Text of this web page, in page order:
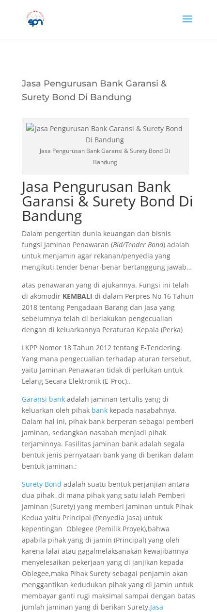
Jasa Pengurusan Bank Garansi &
Surety Bond Di Bandung
Jasa Pengurusan Bank Garansi & Surety Bond Di
Bandung
Jasa Pengurusan Bank
Garansi & Surety Bond Di
Bandung
Dalam pengertian dunia keuangan dan bisnis
fungsi Jaminan Penawaran (Bid/Tender Bond) adalah
untuk menjamin agar rekanan/penyedia yang
mengikuti tender benar-benar bertanggung jawab…
atas penawaran yang di ajukannya. Fungsi ini telah
di akomodir KEMBALI di dalam Perpres No 16 Tahun
2018 tentang Pengadaan Barang dan Jasa yang
sebelumnya telah di berlakukan pengecualian
dengan di keluarkannya Peraturan Kepala (Perka)
LKPP Nomor 18 Tahun 2012 tentang E-Tendering.
Yang mana pengecualian terhadap aturan tersebut,
yaitu Jaminan Penawaran tidak di perlukan untuk
Lelang Secara Elektronik (E-Proc)..
Garansi bankadalah jaminan tertulis yang di
keluarkan oleh pihak bankkepada nasabahnya.
Dalam hal ini, pihak bank berperan sebagai pemberi
jaminan, sedangkan nasabah menjadi pihak
terjaminnya. Fasilitas jaminan bank adalah segala
bentuk jenis pernyataan bank yang di berikan dalam
bentuk jaminan.;
Surety Bond adalah suatu bentuk perjanjian antara
dua pihak,,di mana pihak yang satu ialah Pemberi
Jaminan (Surety) yang memberi jaminan untuk Pihak
Kedua yaitu Principal (Penyedia Jasa) untuk
kepentingan Oblegee (Pemilik Proyek),bahwa
apabila pihak yang di jamin (Principal) yang oleh
karena lalai atau gagalmelaksanakan kewajibannya
menyelesaikan pekerjaan yang di janjikan kepada
Oblegee,maka Pihak Surety sebagai penjamin akan
menggantikan kedudukan pihak yang di jamin untuk
membayar ganti rugi maksimal sampai dengan batas
jumlah jaminan yang di berikan Surety.Jasa